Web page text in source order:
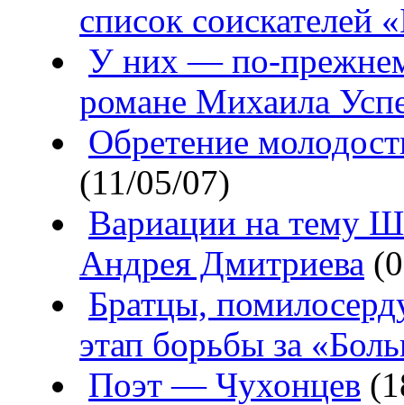
список соискателей
У них — по-
романе Михаила
Обретение
(11/05/07)
Вариации на тему
Андрея Дмитриева
Братцы,
этап борьбы за
Поэт — Чухонцев